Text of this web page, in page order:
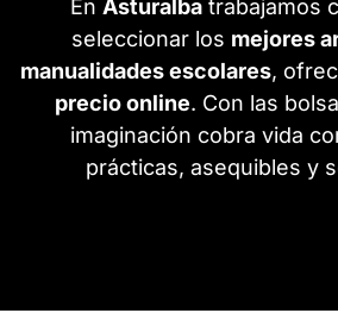
En Asturalba trabajamos
seleccionar los mejores
manualidades escolares,
precio online. Con las
imaginación cobra vida
prácticas, asequibles y